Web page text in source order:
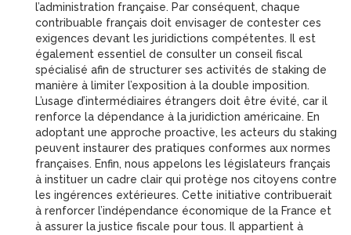
l’administration française. Par conséquent, chaque
contribuable français doit envisager de contester ces
exigences devant les juridictions compétentes. Il est
également essentiel de consulter un conseil fiscal
spécialisé afin de structurer ses activités de staking de
manière à limiter l’exposition à la double imposition.
L’usage d’intermédiaires étrangers doit être évité, car il
renforce la dépendance à la juridiction américaine. En
adoptant une approche proactive, les acteurs du staking
peuvent instaurer des pratiques conformes aux normes
françaises. Enfin, nous appelons les législateurs français
à instituer un cadre clair qui protège nos citoyens contre
les ingérences extérieures. Cette initiative contribuerait
à renforcer l’indépendance économique de la France et
à assurer la justice fiscale pour tous. Il appartient à